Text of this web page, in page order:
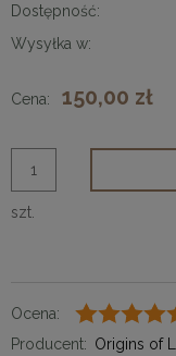
Dostępność:
Wysyłka w:
Cena: 150,00 zł
szt.
Ocena:
Producent: Origins of